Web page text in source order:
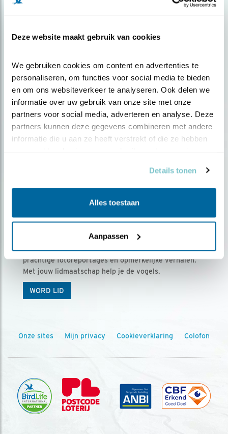
Deze website maakt gebruik van cookies
We gebruiken cookies om content en advertenties te
personaliseren, om functies voor social media te bieden
en om ons websiteverkeer te analyseren. Ook delen we
informatie over uw gebruik van onze site met onze
partners voor social media, adverteren en analyse. Deze
partners kunnen deze gegevens combineren met andere
informatie die u aan ze heeft verstrekt of die ze hebben
Details tonen
Alles toestaan
Aanpassen
over vogels en activiteiten van Vogelbescherming.
Ontvang 5 x Vogels voor € 36,00 per jaar
Vogels is het tijdschrift voor onze leden, met
prachtige fotoreportages en opmerkelijke verhalen.
Met jouw lidmaatschap help je de vogels.
WORD LID
Onze sites Mijn privacy Cookieverklaring Colofon